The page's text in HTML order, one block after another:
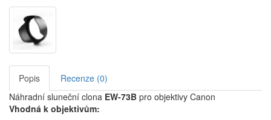
Popis
Recenze (0)
Náhradní sluneční clona EW-73B pro objektivy Canon
Vhodná k objektivům: